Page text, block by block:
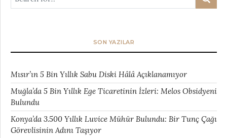
SON YAZILAR
Mısır’ın 5 Bin Yıllık Sabu Diski Hâlâ Açıklanamıyor
Muğla’da 5 Bin Yıllık Ege Ticaretinin İzleri: Melos Obsidyeni
Bulundu
Konya’da 3.500 Yıllık Luvice Mühür Bulundu: Bir Tunç Çağı
Görevlisinin Adını Taşıyor